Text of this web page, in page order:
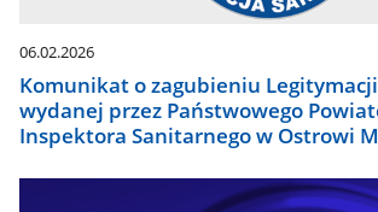
06.02.2026
Komunikat o zagubieniu Legitymacji
wydanej przez Państwowego
Inspektora Sanitarnego w Ostrowi